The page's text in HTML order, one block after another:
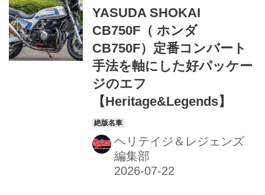
YASUDA SHOKAI
CB750F（ ホンダ
CB750F）定番コンバート
手法を軸にした好パッケー
ジのエフ
【Heritage&Legends】
ヘリテイジ＆レジェンズ
編集部